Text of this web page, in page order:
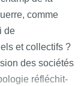
comme
de
et collectifs ?
des sociétés
réfléchit-